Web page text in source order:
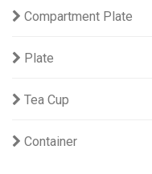
Compartment Plate
Plate
Tea Cup
Container